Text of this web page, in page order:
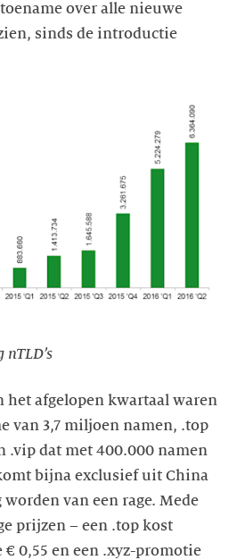
over alle nieuwe
sinds de introductie
het afgelopen kwartaal waren
van 3,7 miljoen namen, .top
.vip dat met 400.000 namen
bijna exclusief uit China
van een rage. Mede
prijzen – een .top kost
0,55 en een .xyz-promotie